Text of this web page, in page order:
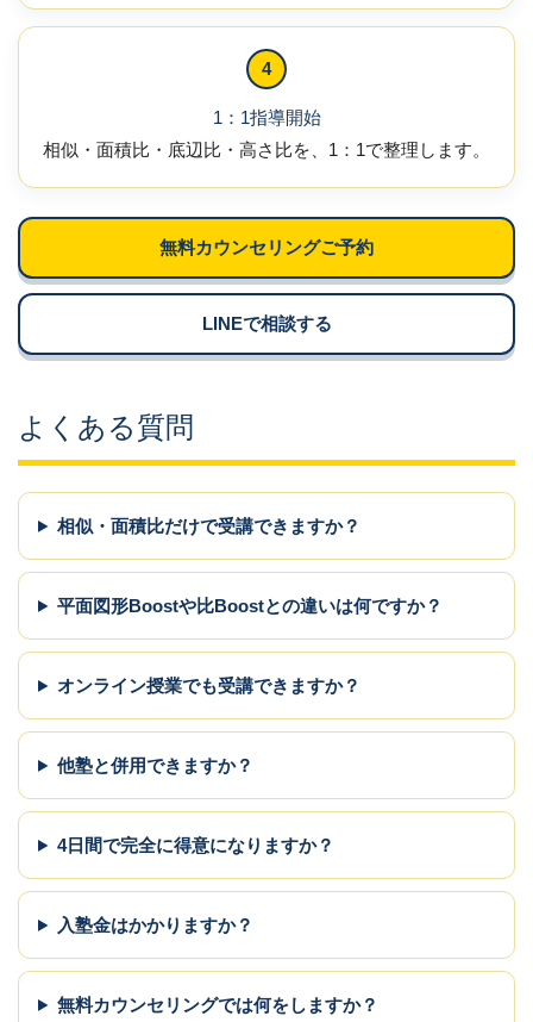
4
1：1指導開始
相似・面積比・底辺比・高さ比を、1：1で整理します。
無料カウンセリングご予約
LINEで相談する
よくある質問
相似・面積比だけで受講できますか？
平面図形Boostや比Boostとの違いは何ですか？
オンライン授業でも受講できますか？
他塾と併用できますか？
4日間で完全に得意になりますか？
入塾金はかかりますか？
無料カウンセリングでは何をしますか？